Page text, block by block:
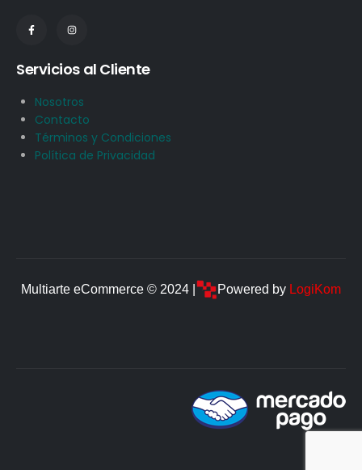
Servicios al Cliente
Nosotros
Contacto
Términos y Condiciones
Política de Privacidad
Multiarte eCommerce © 2024 | Powered by LogiKom